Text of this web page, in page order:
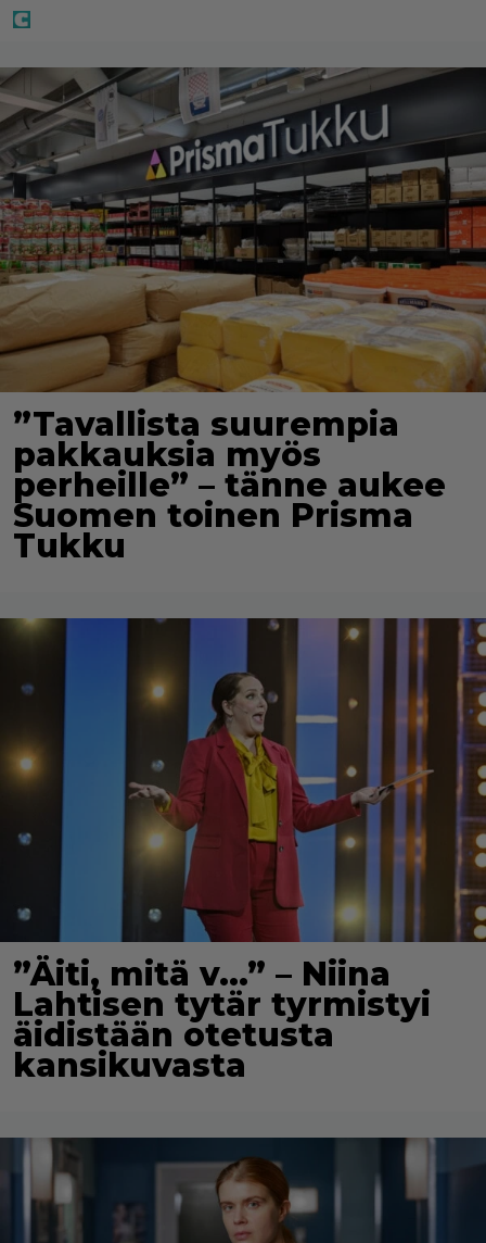
”Tavallista suurempia
pakkauksia myös
perheille” – tänne aukee
Suomen toinen Prisma
Tukku
”Äiti, mitä v…” – Niina
Lahtisen tytär tyrmistyi
äidistään otetusta
kansikuvasta